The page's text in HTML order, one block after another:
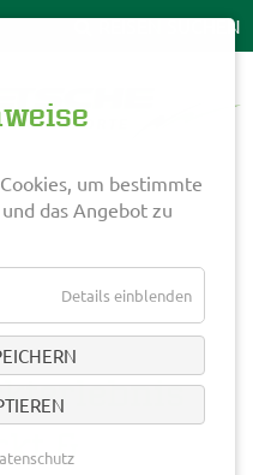
&
um bestimmte
das Angebot zu
Details einblenden